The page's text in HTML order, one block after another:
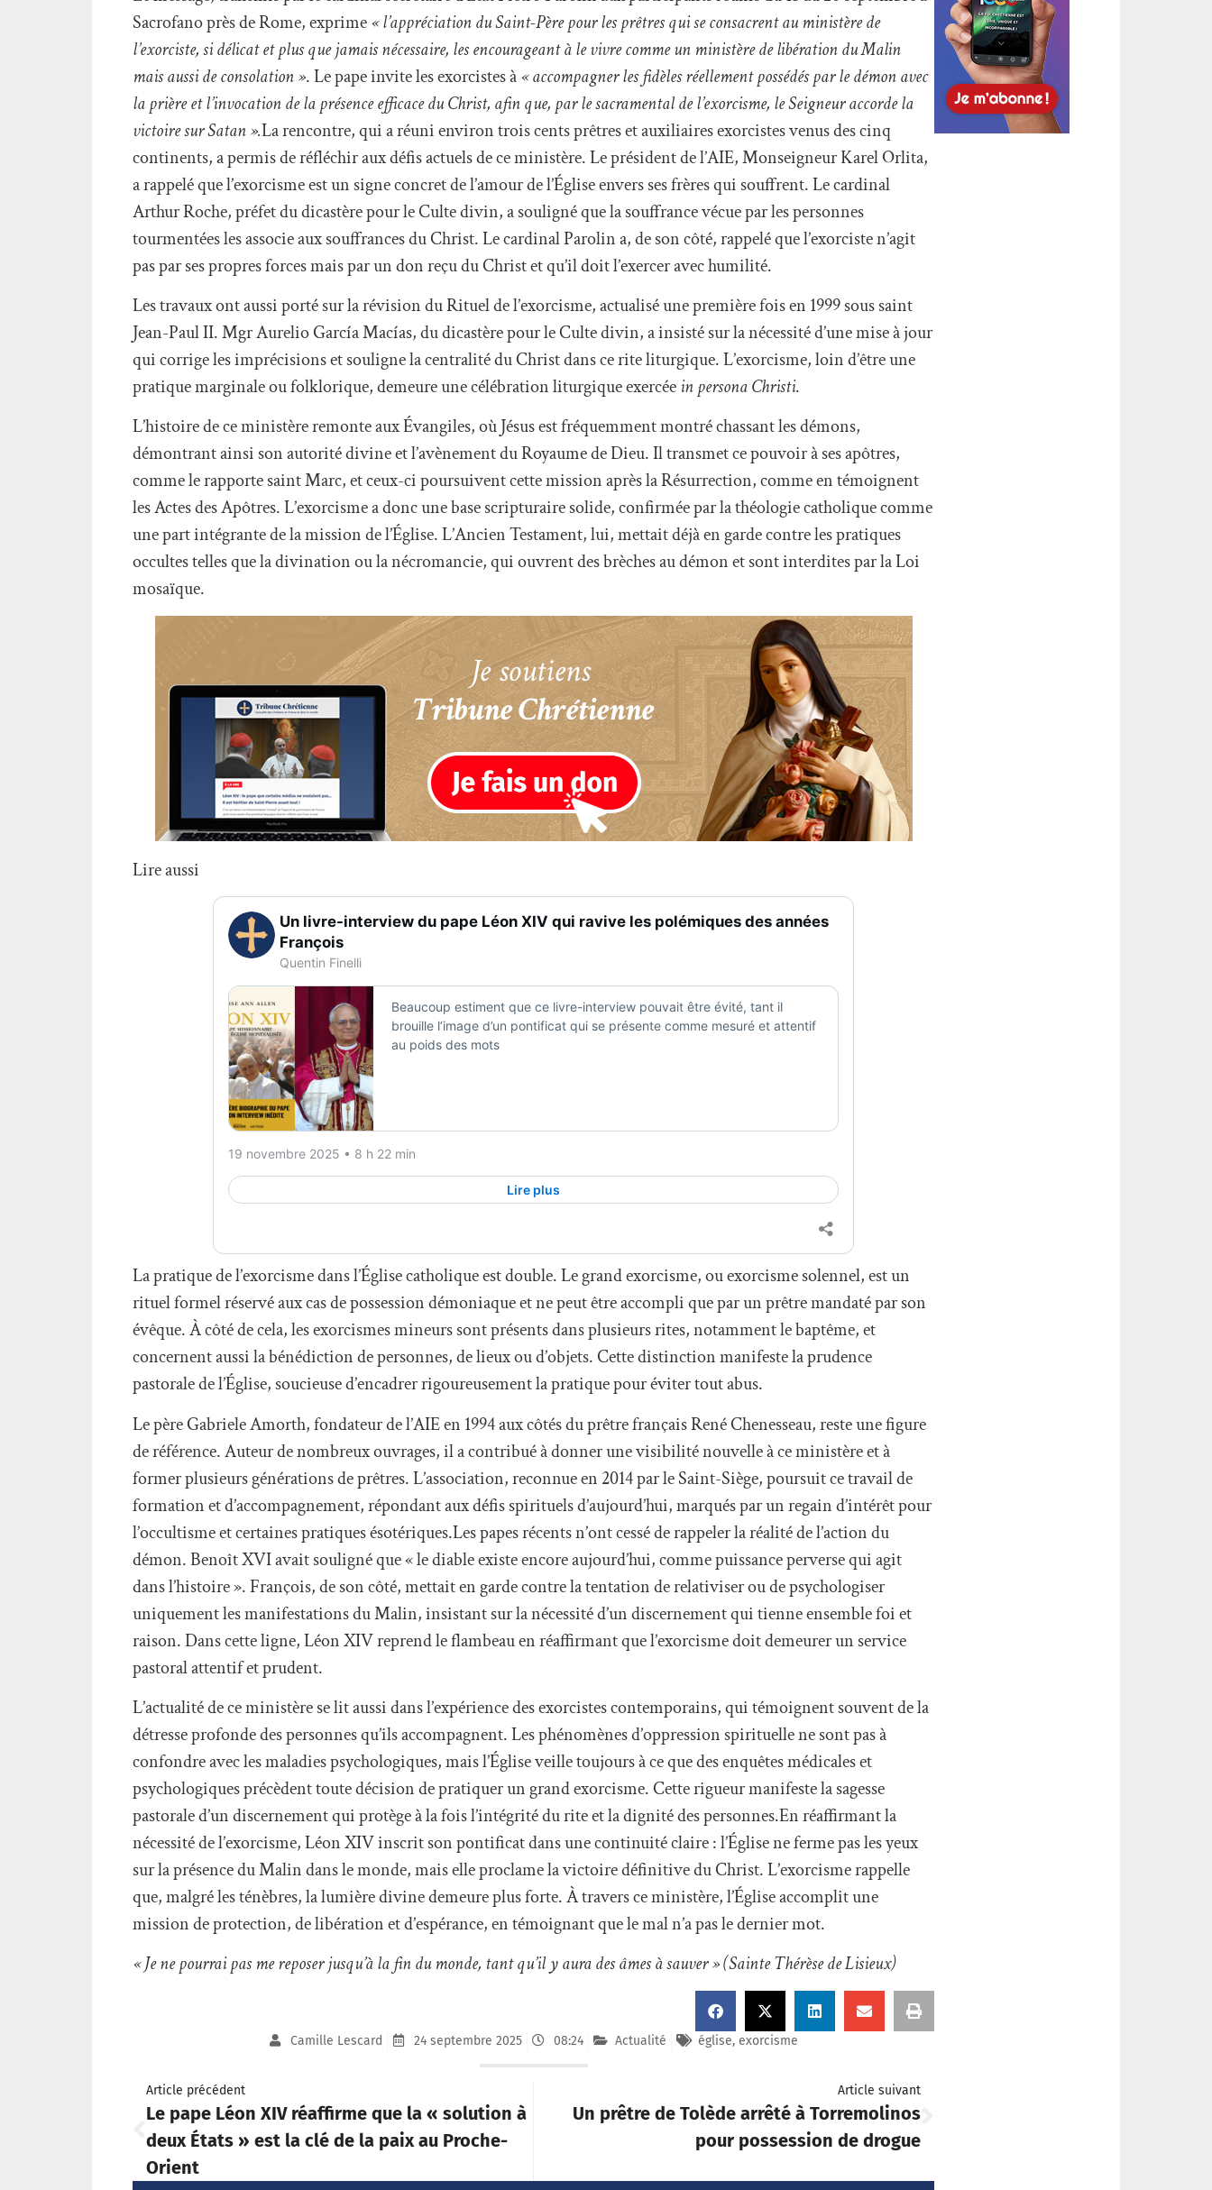
Sacrofano près de Rome, exprime« l’appréciation du Saint-Père pour les prêtres qui se consacrent au ministère de
l’exorciste, si délicat et plus que jamais nécessaire, les encourageant à le vivre comme un ministère de libération du Malin
mais aussi de consolation ». Le pape invite les exorcistes à« accompagner les fidèles réellement possédés par le démon avec
la prière et l’invocation de la présence efficace du Christ, afin que, par le sacramental de l’exorcisme, le Seigneur accorde la
victoire sur Satan ».La rencontre, qui a réuni environ trois cents prêtres et auxiliaires exorcistes venus des cinq
continents, a permis de réfléchir aux défis actuels de ce ministère. Le président de l’AIE, Monseigneur Karel Orlita,
a rappelé que l’exorcisme est un signe concret de l’amour de l’Église envers ses frères qui souffrent. Le cardinal
Arthur Roche, préfet du dicastère pour le Culte divin, a souligné que la souffrance vécue par les personnes
tourmentées les associe aux souffrances du Christ. Le cardinal Parolin a, de son côté, rappelé que l’exorciste n’agit
pas par ses propres forces mais par un don reçu du Christ et qu’il doit l’exercer avec humilité.
Les travaux ont aussi porté sur la révision du Rituel de l’exorcisme, actualisé une première fois en 1999 sous saint
Jean-Paul II. Mgr Aurelio García Macías, du dicastère pour le Culte divin, a insisté sur la nécessité d’une mise à jour
qui corrige les imprécisions et souligne la centralité du Christ dans ce rite liturgique. L’exorcisme, loin d’être une
pratique marginale ou folklorique, demeure une célébration liturgique exercéein persona Christi.
L’histoire de ce ministère remonte aux Évangiles, où Jésus est fréquemment montré chassant les démons,
démontrant ainsi son autorité divine et l’avènement du Royaume de Dieu. Il transmet ce pouvoir à ses apôtres,
comme le rapporte saint Marc, et ceux-ci poursuivent cette mission après la Résurrection, comme en témoignent
les Actes des Apôtres. L’exorcisme a donc une base scripturaire solide, confirmée par la théologie catholique comme
une part intégrante de la mission de l’Église. L’Ancien Testament, lui, mettait déjà en garde contre les pratiques
occultes telles que la divination ou la nécromancie, qui ouvrent des brèches au démon et sont interdites par la Loi
mosaïque.
Lire aussi
La pratique de l’exorcisme dans l’Église catholique est double. Le grand exorcisme, ou exorcisme solennel, est un
rituel formel réservé aux cas de possession démoniaque et ne peut être accompli que par un prêtre mandaté par son
évêque. À côté de cela, les exorcismes mineurs sont présents dans plusieurs rites, notamment le baptême, et
concernent aussi la bénédiction de personnes, de lieux ou d’objets. Cette distinction manifeste la prudence
pastorale de l’Église, soucieuse d’encadrer rigoureusement la pratique pour éviter tout abus.
Le père Gabriele Amorth, fondateur de l’AIE en 1994 aux côtés du prêtre français René Chenesseau, reste une figure
de référence. Auteur de nombreux ouvrages, il a contribué à donner une visibilité nouvelle à ce ministère et à
former plusieurs générations de prêtres. L’association, reconnue en 2014 par le Saint-Siège, poursuit ce travail de
formation et d’accompagnement, répondant aux défis spirituels d’aujourd’hui, marqués par un regain d’intérêt pour
l’occultisme et certaines pratiques ésotériques.Les papes récents n’ont cessé de rappeler la réalité de l’action du
démon. Benoît XVI avait souligné que « le diable existe encore aujourd’hui, comme puissance perverse qui agit
dans l’histoire ». François, de son côté, mettait en garde contre la tentation de relativiser ou de psychologiser
uniquement les manifestations du Malin, insistant sur la nécessité d’un discernement qui tienne ensemble foi et
raison. Dans cette ligne, Léon XIV reprend le flambeau en réaffirmant que l’exorcisme doit demeurer un service
pastoral attentif et prudent.
L’actualité de ce ministère se lit aussi dans l’expérience des exorcistes contemporains, qui témoignent souvent de la
détresse profonde des personnes qu’ils accompagnent. Les phénomènes d’oppression spirituelle ne sont pas à
confondre avec les maladies psychologiques, mais l’Église veille toujours à ce que des enquêtes médicales et
psychologiques précèdent toute décision de pratiquer un grand exorcisme. Cette rigueur manifeste la sagesse
pastorale d’un discernement qui protège à la fois l’intégrité du rite et la dignité des personnes.En réaffirmant la
nécessité de l’exorcisme, Léon XIV inscrit son pontificat dans une continuité claire : l’Église ne ferme pas les yeux
sur la présence du Malin dans le monde, mais elle proclame la victoire définitive du Christ. L’exorcisme rappelle
que, malgré les ténèbres, la lumière divine demeure plus forte. À travers ce ministère, l’Église accomplit une
mission de protection, de libération et d’espérance, en témoignant que le mal n’a pas le dernier mot.
« Je ne pourrai pas me reposer jusqu’à la fin du monde, tant qu’il y aura des âmes à sauver » (Sainte Thérèse de Lisieux)
Camille Lescard 24 septembre 2025 08:24 Actualité église,exorcisme
Article précédent
Le pape Léon XIV réaffirme que la « solution à
deux États » est la clé de la paix au Proche-
Orient
Article suivant
Un prêtre de Tolède arrêté à Torremolinos
pour possession de drogue